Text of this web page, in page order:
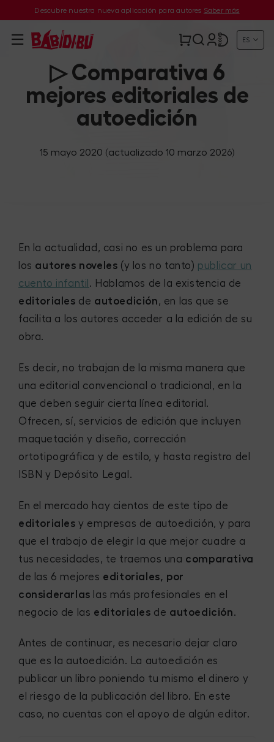
Descubre nuestra nueva aplicación para autores Saber más
ES
▷ Comparativa 6
mejores editoriales de
autoedición
15 mayo 2020 (actualizado 10 marzo 2026)
En la actualidad, casi no es un problema para
los autores noveles (y los no tanto) publicar un
cuento infantil . Hablamos de la existencia de
editoriales de autoedición , en las que se
facilita a los autores acceder a la edición de su
obra.
Es decir, no trabajan de la misma manera que
una editorial convencional o tradicional, en la
que deben seguir cierta línea editorial.
Ofrecen, sí, servicios de edición que incluyen
maquetación y diseño, corrección
ortotipográfica y de estilo, y hasta registro del
ISBN y Depósito Legal.
En el mercado hay cientos de este tipo de
editoriales y empresas de autoedición, y para
que el trabajo de elegir la que mejor cuadre a
tus necesidades, te traemos una comparativa
de las 6 mejores editoriales, por
considerarlas las más profesionales en el
negocio de las editoriales de autoedición.
Antes de continuar, es necesario dejar claro
que es la autoedición. La autoedición es
publicar un libro poniendo tu mismo el dinero y
el riesgo de la publicación del libro. En este
caso, no cuentas con el apoyo de algún editor.